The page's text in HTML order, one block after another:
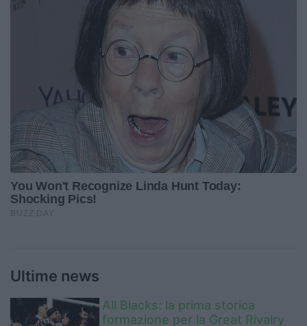
Ultime news
All Blacks: la prima storica
formazione per la Great Rivalry